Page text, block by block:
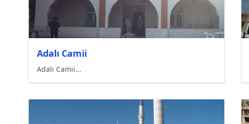
Adalı Camii
Adalı Camii...